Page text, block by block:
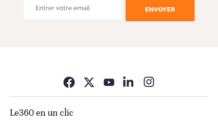
ENVOYER
Le360 en un clic